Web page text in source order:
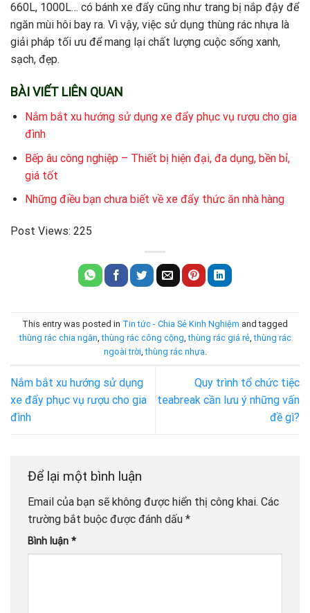
660L, 1000L… có bánh xe đẩy cũng như trang bị nắp đậy để
ngăn mùi hôi bay ra. Vì vậy, việc sử dụng thùng rác nhựa là
giải pháp tối ưu để mang lại chất lượng cuộc sống xanh,
sạch, đẹp.
BÀI VIẾT LIÊN QUAN
Nắm bắt xu hướng sử dụng xe đẩy phục vụ rượu cho gia
đình
Bếp âu công nghiệp – Thiết bị hiện đại, đa dụng, bền bỉ,
giá tốt
Những điều bạn chưa biết về xe đẩy thức ăn nhà hàng
Post Views: 225
This entry was posted in Tin tức - Chia Sẻ Kinh Nghiệm and tagged
thùng rác chia ngăn,thùng rác công cộng,thùng rác giá rẻ,thùng rác
ngoài trời,thùng rác nhựa.
Nắm bắt xu hướng sử dụng
xe đẩy phục vụ rượu cho gia
đình
Quy trình tổ chức tiệc
teabreak cần lưu ý những vấn
đề gì?
Để lại một bình luận
Email của bạn sẽ không được hiển thị công khai. Các
trường bắt buộc được đánh dấu *
Bình luận *